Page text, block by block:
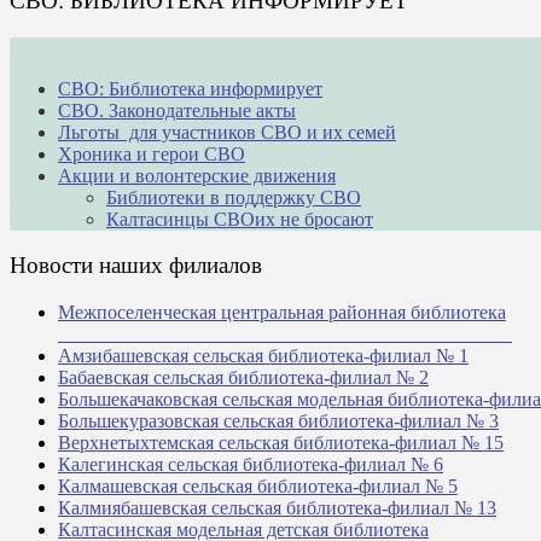
СВО: Библиотека информирует
СВО. Законодательные акты
Льготы для участников СВО и их семей
Хроника и герои СВО
Акции и волонтерские движения
Библиотеки в поддержку СВО
Калтасинцы СВОих не бросают
Новости наших филиалов
Межпоселенческая центральная районная библиотека
Амзибашевская сельская библиотека-филиал № 1
Бабаевская сельская библиотека-филиал № 2
Большекачаковская сельская модельная библиотека-
Большекуразовская сельская библиотека-филиал № 3
Верхнетыхтемская сельская библиотека-филиал № 15
Калегинская сельская библиотека-филиал № 6
Калмашевская сельская библиотека-филиал № 5
Калмиябашевская сельская библиотека-филиал № 13
Калтасинская модельная детская библиотека